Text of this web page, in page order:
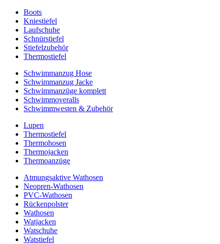
Boots
Kniestiefel
Laufschuhe
Schnürstiefel
Stiefelzubehör
Thermostiefel
Schwimmanzug Hose
Schwimmanzug Jacke
Schwimmanzüge komplett
Schwimmoveralls
Schwimmwesten & Zubehör
Lupen
Thermostiefel
Thermohosen
Thermojacken
Thermoanzüge
Atmungsaktive Wathosen
Neopren-Wathosen
PVC-Wathosen
Rückenpolster
Wathosen
Watjacken
Watschuhe
Watstiefel